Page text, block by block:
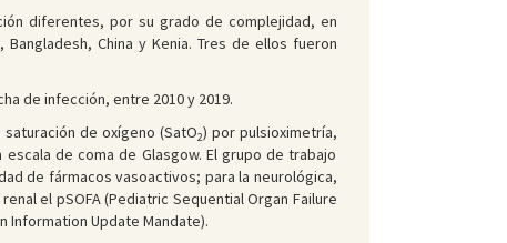
diferentes, por su grado de complejidad, en
China y Kenia. Tres de ellos fueron
de infección, entre 2010 y 2019.
de oxígeno (SatO2) por pulsioximetría,
de coma de Glasgow. El grupo de trabajo
de fármacos vasoactivos; para la neurológica,
el pSOFA (Pediatric Sequential Organ Failure
Information Update Mandate).